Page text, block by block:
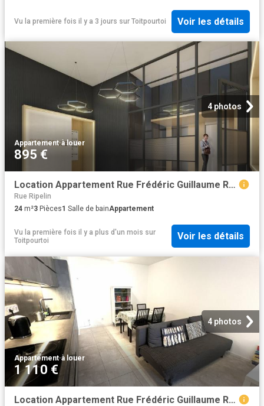
Vu la première fois il y a 3 jours sur Toitpourtoi Voir les détails
4 photos
Appartement·à louer
895 €
Location Appartement Rue Frédéric Guillaume Raiffeisen, Strasbourg
Rue Ripelin
24 m²3 Pièces1 Salle de bainAppartement
Vu la première fois il y a plus d'un mois sur
Toitpourtoi
Voir les détails
4 photos
Appartement·à louer
1 110 €
Location Appartement Rue Frédéric Guillaume Raiffeisen, Strasbourg